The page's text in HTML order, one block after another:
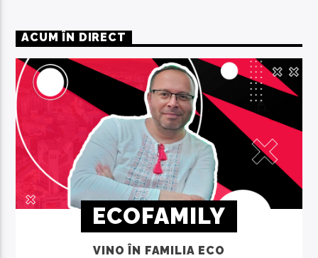
ACUM ÎN DIRECT
ECOFAMILY
VINO ÎN FAMILIA ECO